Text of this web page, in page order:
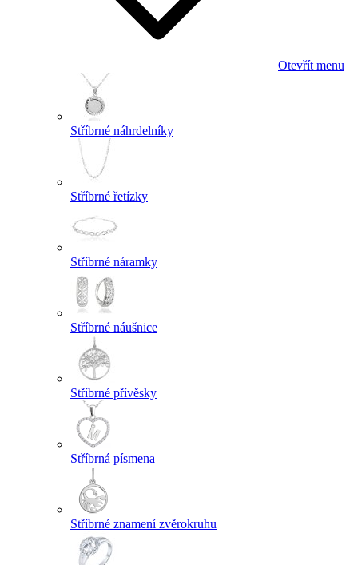
Otevřít menu
Stříbrné náhrdelníky
Stříbrné řetízky
Stříbrné náramky
Stříbrné náušnice
Stříbrné přívěsky
Stříbrná písmena
Stříbrné znamení zvěrokruhu